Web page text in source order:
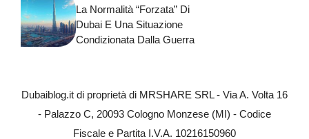
La Normalità “forzata” Di
Dubai E Una Situazione
Condizionata Dalla Guerra
Dubaiblog.it di proprietà di MRSHARE SRL - Via A. Volta 16
- Palazzo C, 20093 Cologno Monzese (MI) - Codice
Fiscale e Partita I.V.A. 10216150960